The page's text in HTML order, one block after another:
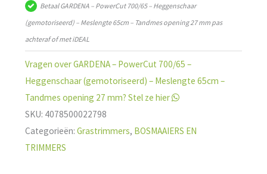
65cm
-
Tandmes
opening
27
mm
aantal
Betaal GARDENA – PowerCut 700/65 – Heggenschaar
(gemotoriseerd) – Meslengte 65cm – Tandmes opening 27 mm pas
achteraf of met iDEAL
Vragen over GARDENA – PowerCut 700/65 –
Heggenschaar (gemotoriseerd) – Meslengte 65cm –
Tandmes opening 27 mm? Stel ze hier
SKU: 4078500022798
Categorieën: Grastrimmers, BOSMAAIERS EN
TRIMMERS